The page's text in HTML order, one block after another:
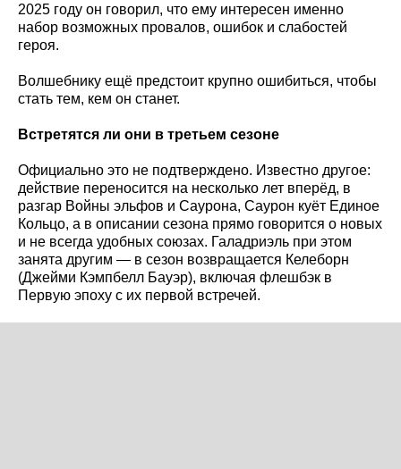
2025 году он говорил, что ему интересен именно
набор возможных провалов, ошибок и слабостей
героя.
Волшебнику ещё предстоит крупно ошибиться, чтобы
стать тем, кем он станет.
Встретятся ли они в третьем сезоне
Официально это не подтверждено. Известно другое:
действие переносится на несколько лет вперёд, в
разгар Войны эльфов и Саурона, Саурон куёт Единое
Кольцо, а в описании сезона прямо говорится о новых
и не всегда удобных союзах. Галадриэль при этом
занята другим — в сезон возвращается Келеборн
(Джейми Кэмпбелл Бауэр), включая флешбэк в
Первую эпоху с их первой встречей.